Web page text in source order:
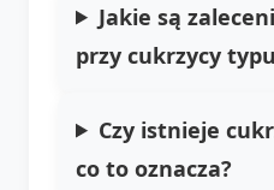
Jakie są
przy cukrzycy
Czy istnieje
co to oznacza?